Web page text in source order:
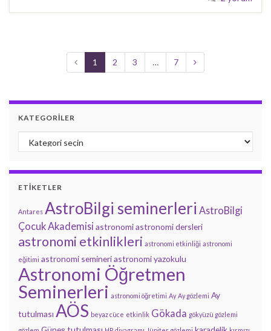
1 2 3 … 7
KATEGORILER
Kategoriler
ETIKETLER
Antares AstroBilgi seminerleri AstroBilgi
Çocuk Akademisi astronomiastronomi dersleri
astronomi etkinlikleri astronomi etkinliği astronomi
eğitimi astronomi semineriastronomi yazokulu
Astronomi Öğretmen
Seminerleri astronomi öğretimi Ay Ay gözlemi Ay
tutulması AÖS beyaz cüce etkinlik Gökada gökyüzü gözlemi